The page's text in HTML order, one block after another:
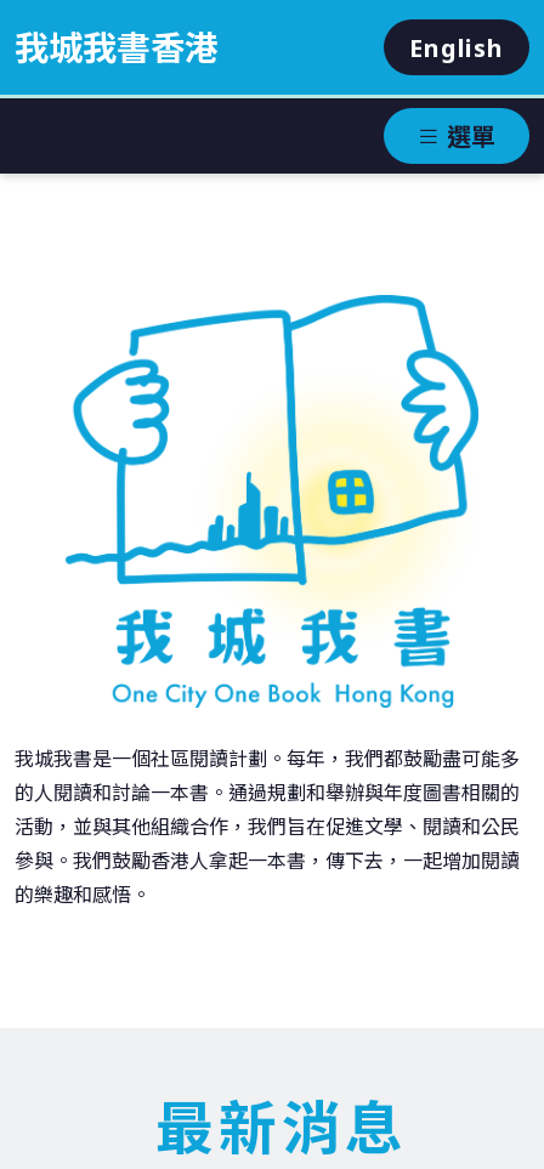
我城我書香港 English
選單
我城我書是一個社區閱讀計劃。每年，我們都鼓勵盡可能多
的人閱讀和討論一本書。通過規劃和舉辦與年度圖書相關的
活動，並與其他組織合作，我們旨在促進文學、閱讀和公民
參與。我們鼓勵香港人拿起一本書，傳下去，一起增加閱讀
的樂趣和感悟。
最新消息